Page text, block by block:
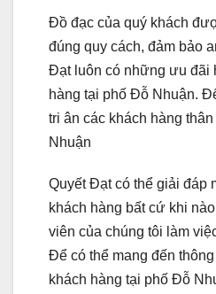
Đồ đạc của quý khách
đúng quy cách, đảm bảo
Đạt luôn có những ưu đãi
hàng tại phố Đỗ Nhuận.
tri ân các khách hàng
Nhuận
Quyết Đạt có thể giải đáp
khách hàng bất cứ khi
viên của chúng tôi làm
Để có thể mang đến
khách hàng tại phố Đỗ